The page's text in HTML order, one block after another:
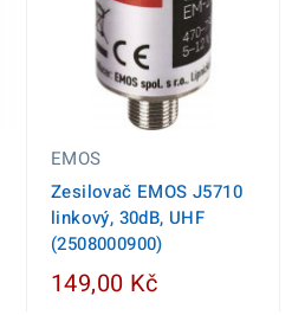
EMOS
Zesilovač EMOS J5710
linkový, 30dB, UHF
(2508000900)
149,00 Kč